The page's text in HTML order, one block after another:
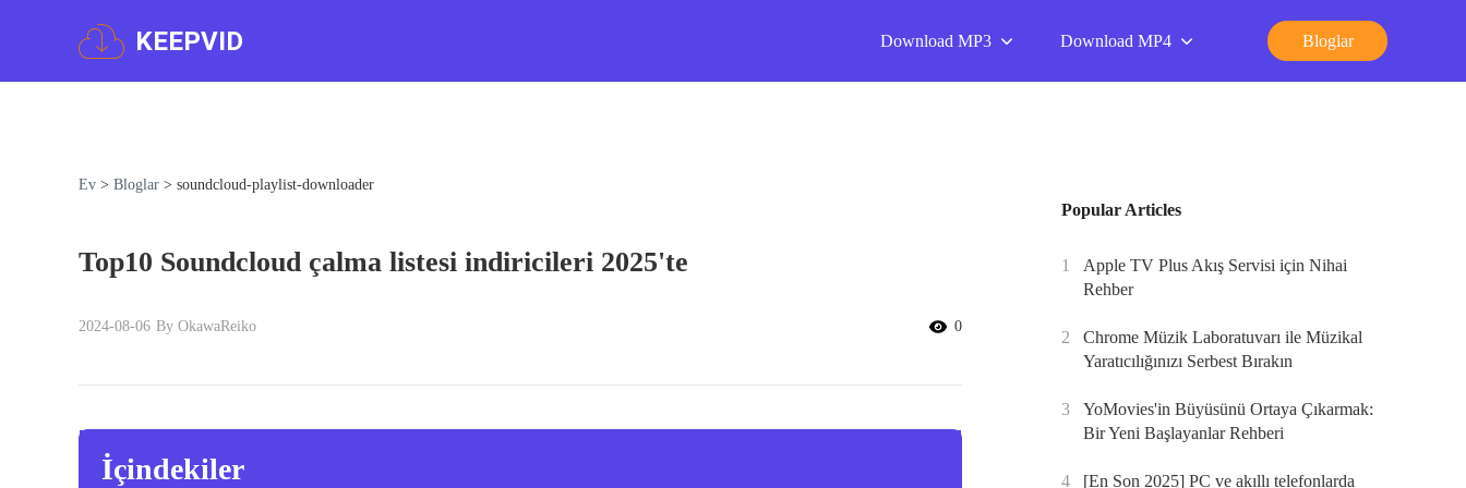
KEEPVID Download MP3 Download MP4 Bloglar
Ev > Bloglar > soundcloud-playlist-downloader
Top10 Soundcloud çalma listesi indiricileri 2025'te
2024-08-06 By OkawaReiko 0
İçindekiler
Popular Articles
1
Apple TV Plus Akış Servisi için Nihai
Rehber
2
Chrome Müzik Laboratuvarı ile Müzikal
Yaratıcılığınızı Serbest Bırakın
3
YoMovies'in Büyüsünü Ortaya Çıkarmak:
Bir Yeni Başlayanlar Rehberi
4 [En Son 2025] PC ve akıllı telefonlarda